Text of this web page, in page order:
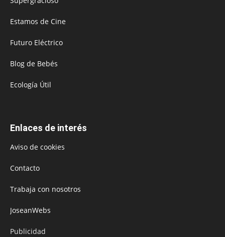
Estamos de Cine
Futuro Eléctrico
Blog de Bebés
Ecología Útil
Enlaces de interés
Aviso de cookies
Contacto
Trabaja con nosotros
JoseanWebs
Publicidad